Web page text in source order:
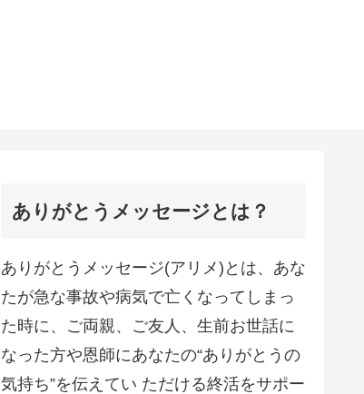
ありがとうメッセージとは？
ありがとうメッセージ(アリメ)とは、あな
たが急な事故や病気で亡くなってしまっ
た時に、ご両親、ご友人、生前お世話に
なった方や恩師にあなたの“ありがとうの
気持ち”を伝えてい ただける終活をサポー